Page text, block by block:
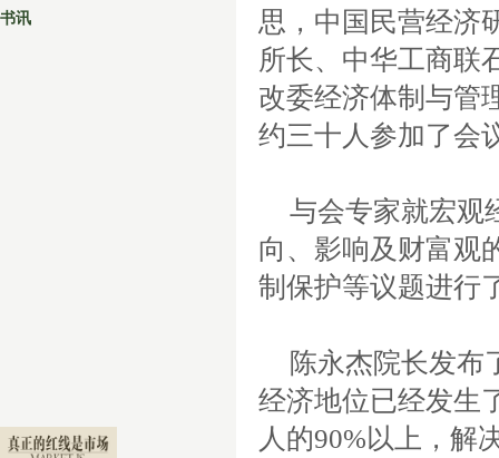
书讯
思，中国民营经济
所长、中华工商联
改委经济体制与管
约三十人参加了会
与会专家就宏观
向、影响及财富观
制保护等议题进行
陈永杰院长发布
经济地位已经发生
人的90%以上，解